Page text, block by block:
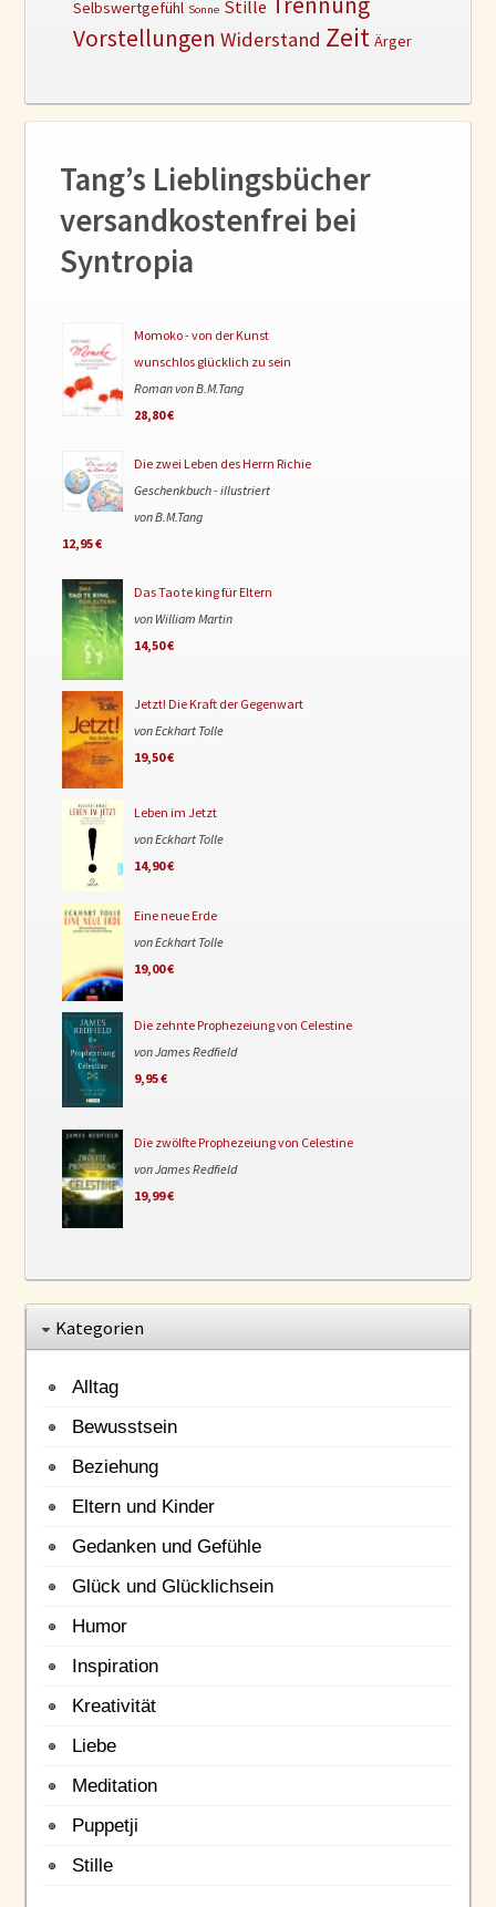
Selbswertgefühl Sonne Stille
Vorstellungen Widerstand Zeit Ärger
Tang’s Lieblingsbücher
versandkostenfrei bei
Syntropia
Momoko - von der Kunst
wunschlos glücklich zu sein
Roman von B.M.Tang
28,80 €
Die zwei Leben des Herrn Richie
Geschenkbuch - illustriert
von B.M.Tang
12,95 €
Das Tao te king für Eltern
von William Martin
14,50 €
Jetzt! Die Kraft der Gegenwart
von Eckhart Tolle
19,50 €
Leben im Jetzt
von Eckhart Tolle
14,90 €
Eine neue Erde
von Eckhart Tolle
19,00 €
Die zehnte Prophezeiung von Celestine
von James Redfield
9,95 €
Die zwölfte Prophezeiung von Celestine
von James Redfield
19,99 €
Kategorien
Alltag
Bewusstsein
Beziehung
Eltern und Kinder
Gedanken und Gefühle
Glück und Glücklichsein
Humor
Inspiration
Kreativität
Liebe
Meditation
Puppetji
Stille